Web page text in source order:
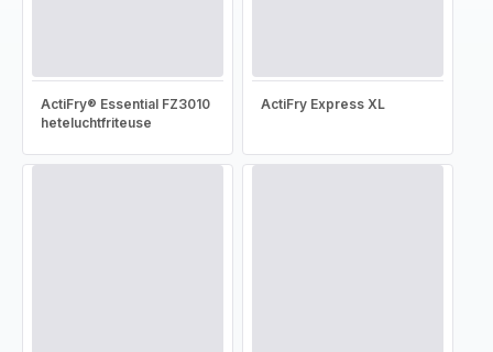
ActiFry® Essential FZ3010
heteluchtfriteuse
ActiFry Express XL